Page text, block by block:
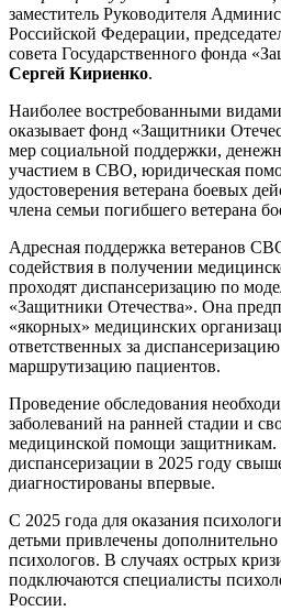
заместитель Руководителя
Российской Федерации,
совета Государственного фонда
Сергей Кириенко.
Наиболее востребованными
оказывает фонд «Защитники
мер социальной поддержки,
участием в СВО, юридическая
удостоверения ветерана боевых
члена семьи погибшего ветерана
Адресная поддержка ветеранов
содействия в получении
проходят диспансеризацию по
«Защитники Отечества». Она
«якорных» медицинских
ответственных за
маршрутизацию пациентов.
Проведение обследования
заболеваний на ранней стадии и
медицинской помощи защитникам.
диспансеризации в 2025 году
диагностированы впервые.
С 2025 года для оказания
детьми привлечены дополнительно
психологов. В случаях острых
подключаются специалисты
России.